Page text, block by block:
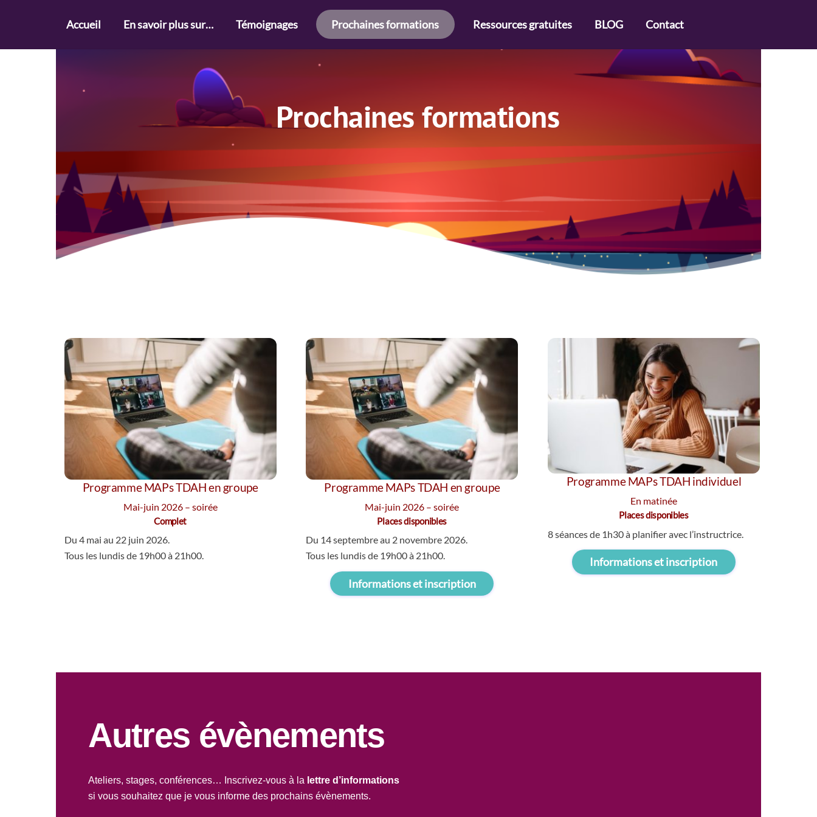
Accueil En savoir plus sur… Témoignages Prochaines formations Ressources gratuites BLOG Contact
Prochaines formations
Programme MAPs TDAH en groupe
Mai-juin 2026 – soirée
Complet
Du 4 mai au 22 juin 2026.
Tous les lundis de 19h00 à 21h00.
Programme MAPs TDAH en groupe
Mai-juin 2026 – soirée
Places disponibles
Du 14 septembre au 2 novembre 2026.
Tous les lundis de 19h00 à 21h00.
Informations et inscription
Programme MAPs TDAH individuel
En matinée
Places disponibles
8 séances de 1h30 à planifier avec l’instructrice.
Informations et inscription
Autres évènements
Ateliers, stages, conférences… Inscrivez-vous à la lettre d’informations
si vous souhaitez que je vous informe des prochains évènements.